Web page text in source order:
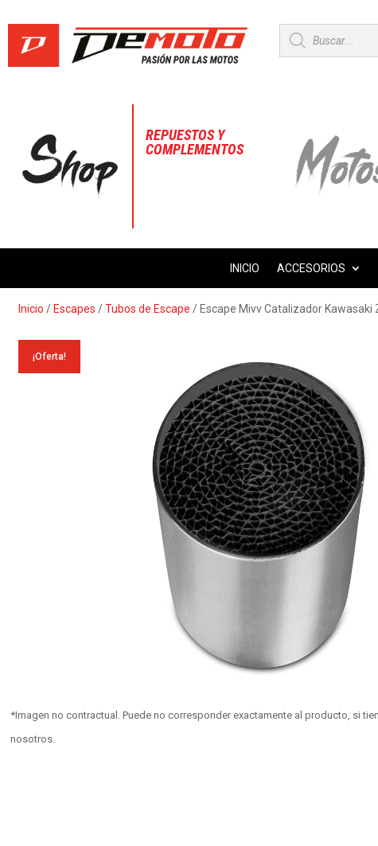
Búsqueda
de
productos
REPUESTOS Y
COMPLEMENTOS
INICIO ACCESORIOS
Inicio / Escapes /Tubos de Escape / Escape Mivv Catalizador Kawasaki
¡Oferta!
*Imagen no contractual. Puede no corresponder exactamente al producto, si
nosotros.